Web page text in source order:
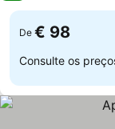
De € 98
Consulte os